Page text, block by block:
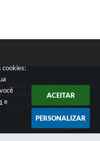
cookies:
e
ACEITAR
PERSONALIZAR
0800 019 19 44 ou 156
4433-0123
01, Centro | CEP: 09015-
das 07h as 18:45he